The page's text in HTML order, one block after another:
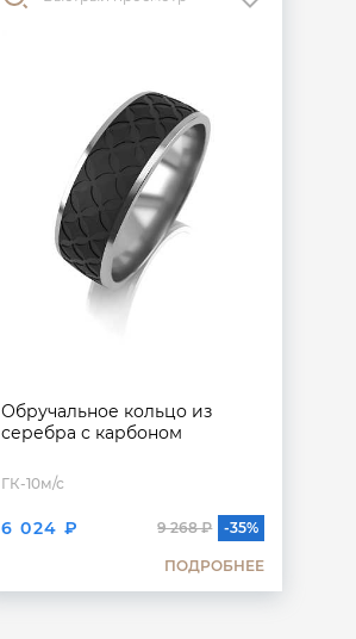
Обручальное кольцо из
серебра с карбоном
ГК-10м/с
6 024 ₽ 9 268 ₽ -35%
ПОДРОБНЕЕ